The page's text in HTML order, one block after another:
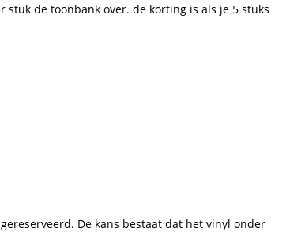
stuk de toonbank over. de korting is als je 5 stuks
De kans bestaat dat het vinyl onder